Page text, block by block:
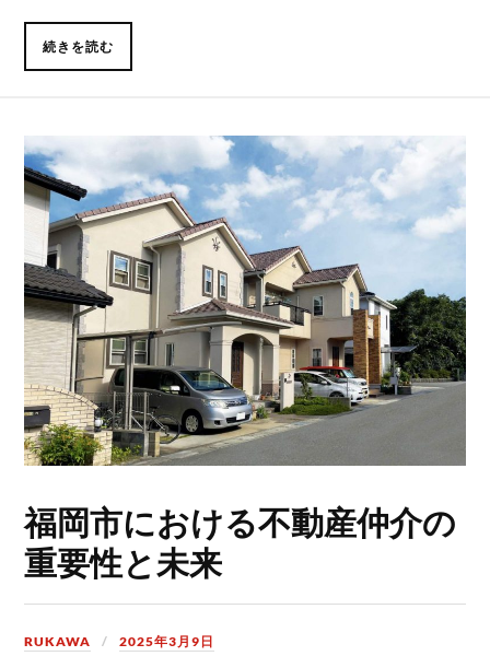
続きを読む
福岡市における不動産仲介の
重要性と未来
RUKAWA 2025年3月9日